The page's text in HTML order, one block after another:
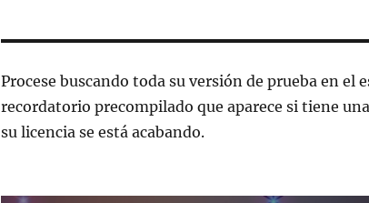
Procese buscando toda su versión de prueba en el
recordatorio precompilado que aparece si tiene
su licencia se está acabando.